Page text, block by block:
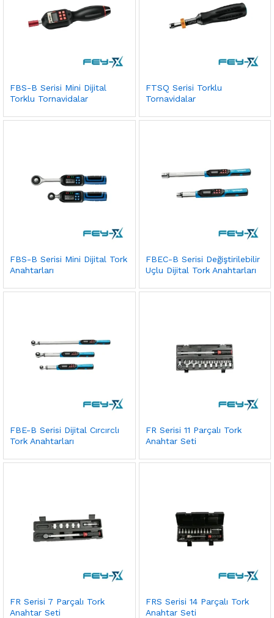
FBS-B Serisi Mini Dijital
Torklu Tornavidalar
FTSQ Serisi Torklu
Tornavidalar
FBS-B Serisi Mini Dijital Tork
Anahtarları
FBEC-B Serisi Değiştirilebilir
Uçlu Dijital Tork Anahtarları
FBE-B Serisi Dijital Cırcırclı
Tork Anahtarları
FR Serisi 11 Parçalı Tork
Anahtar Seti
FR Serisi 7 Parçalı Tork
Anahtar Seti
FRS Serisi 14 Parçalı Tork
Anahtar Seti